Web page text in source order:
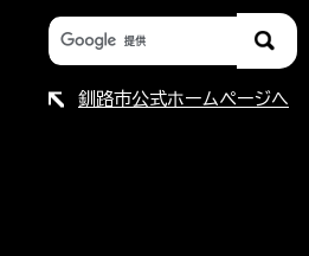
釧路市公式ホームページへ